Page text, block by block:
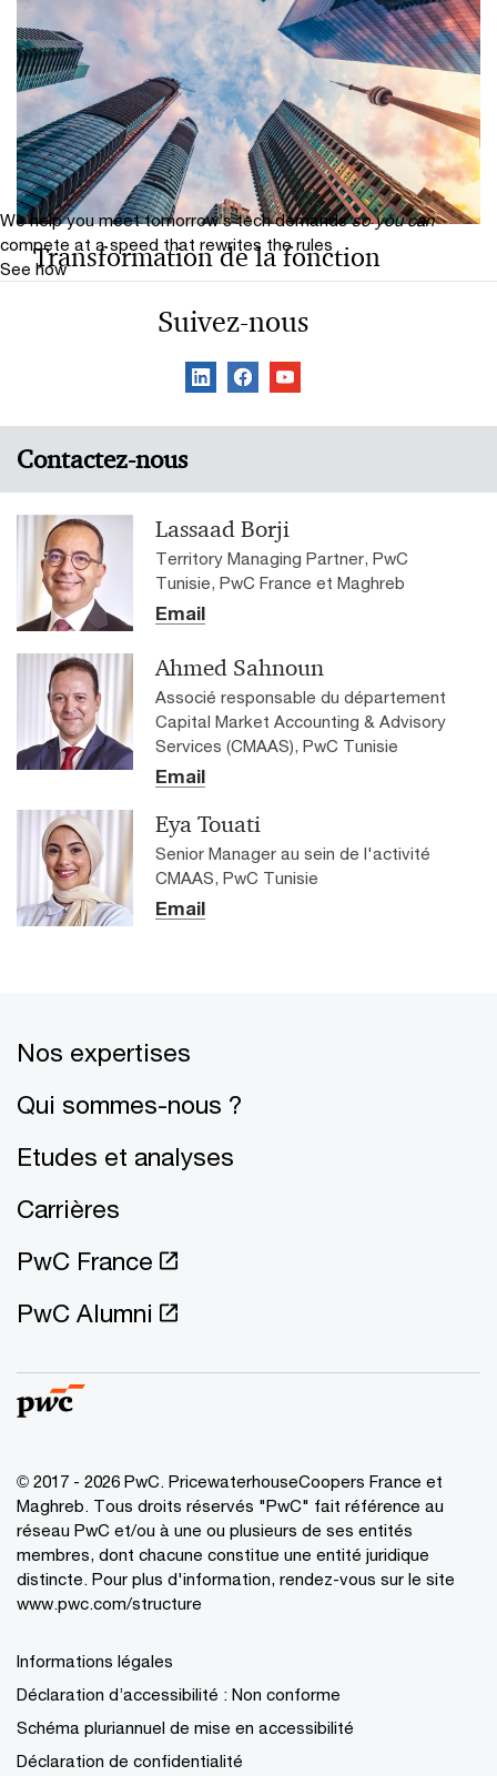
Comment PwC a accompagné
Urbasolar dans la transformation de
sa fonction finance ?
Transformation de la fonction
finance
We help you meet tomorrow’s tech demands so you can
compete at a speed that rewrites the rules
See how
Suivez-nous
Contactez-nous
Lassaad Borji
Territory Managing Partner, PwC
Tunisie, PwC France et Maghreb
Email
Ahmed Sahnoun
Associé responsable du département
Capital Market Accounting & Advisory
Services (CMAAS), PwC Tunisie
Email
Eya Touati
Senior Manager au sein de l'activité
CMAAS, PwC Tunisie
Email
Nos expertises
Qui sommes-nous ?
Etudes et analyses
Carrières
PwC France
PwC Alumni
© 2017 - 2026 PwC. PricewaterhouseCoopers France et
Maghreb. Tous droits réservés "PwC" fait référence au
réseau PwC et/ou à une ou plusieurs de ses entités
membres, dont chacune constitue une entité juridique
distincte. Pour plus d'information, rendez-vous sur le site
www.pwc.com/structure
Informations légales
Déclaration d’accessibilité : Non conforme
Schéma pluriannuel de mise en accessibilité
Déclaration de confidentialité